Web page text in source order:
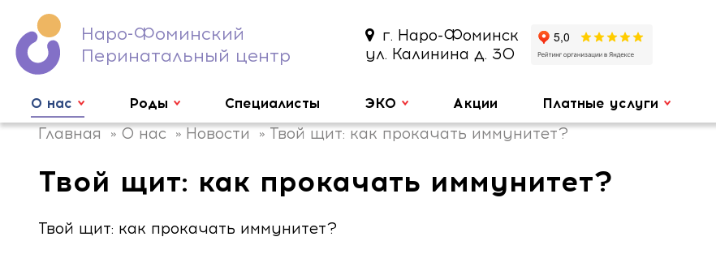
Наро-Фоминский
Перинатальный центр
г. Наро-Фоминск
ул. Калинина д. 30
О нас Роды Специалисты ЭКО Акции Платные услуги
Главная » О нас » Новости » Твой щит: как прокачать иммунитет?
Твой щит: как прокачать иммунитет?
Твой щит: как прокачать иммунитет?
НАЗАД
Наши преимущества
НАЗАД
Мягкие роды
НАЗАД
Записаться к репродуктологу
НАЗАД
Контракт на роды с врачом
НАЗАД
Детская реабилитация